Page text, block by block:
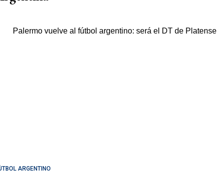
ARGENTINO